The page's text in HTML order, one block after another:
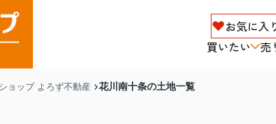
お気に入
買いたい
売
ョップ よろず不動産 花川南十条の土地一覧